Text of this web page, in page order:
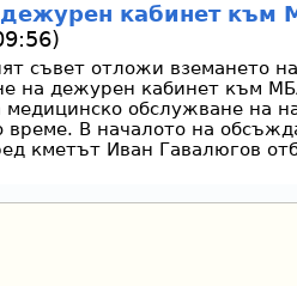
дежурен кабинет към
съвет отложи вземането
на дежурен кабинет към
медицинско обслужване на
време. В началото на
кметът Иван Гавалюгов